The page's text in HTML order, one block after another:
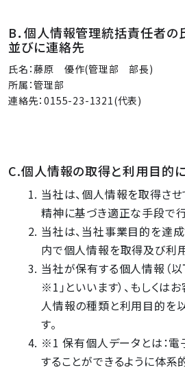
B．個人情報管理統括責任者の
並びに連絡先
氏名：藤原 優作(管理部 部長)
所属：管理部
連絡先：0155-23-1321(代表)
C.個人情報の取得と利用目的
当社は、個人情報を取得さ
精神に基づき適正な手段で行
当社は、当社事業目的を達
内で個人情報を取得及び利用
当社が保有する個人情報（以
※1」といいます）、もしくは
人情報の種類と利用目的を
す。
※1 保有個人データとは：
することができるように体